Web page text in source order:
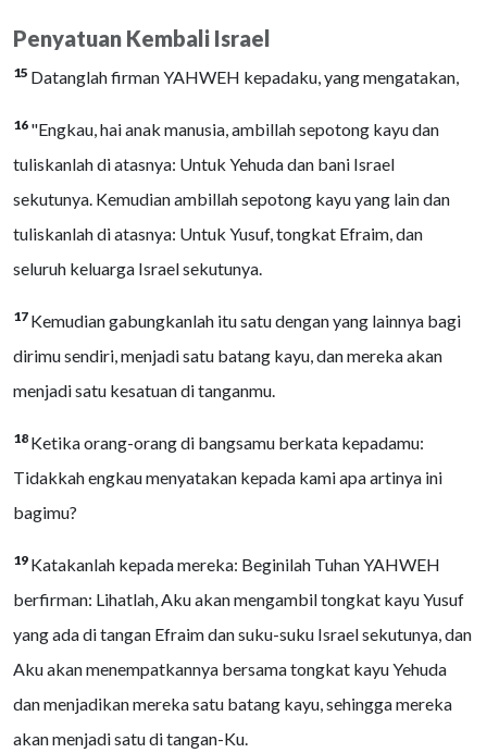
Penyatuan Kembali Israel
15 Datanglah firman YAHWEH kepadaku, yang mengatakan,
16 "Engkau, hai anak manusia, ambillah sepotong kayu dan
tuliskanlah di atasnya: Untuk Yehuda dan bani Israel
sekutunya. Kemudian ambillah sepotong kayu yang lain dan
tuliskanlah di atasnya: Untuk Yusuf, tongkat Efraim, dan
seluruh keluarga Israel sekutunya.
17 Kemudian gabungkanlah itu satu dengan yang lainnya bagi
dirimu sendiri, menjadi satu batang kayu, dan mereka akan
menjadi satu kesatuan di tanganmu.
18 Ketika orang-orang di bangsamu berkata kepadamu:
Tidakkah engkau menyatakan kepada kami apa artinya ini
bagimu?
19 Katakanlah kepada mereka: Beginilah Tuhan YAHWEH
berfirman: Lihatlah, Aku akan mengambil tongkat kayu Yusuf
yang ada di tangan Efraim dan suku-suku Israel sekutunya, dan
Aku akan menempatkannya bersama tongkat kayu Yehuda
dan menjadikan mereka satu batang kayu, sehingga mereka
akan menjadi satu di tangan-Ku.